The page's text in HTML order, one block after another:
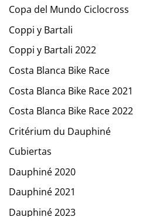
Copa del Mundo Ciclocross
Coppi y Bartali
Coppi y Bartali 2022
Costa Blanca Bike Race
Costa Blanca Bike Race 2021
Costa Blanca Bike Race 2022
Critérium du Dauphiné
Cubiertas
Dauphiné 2020
Dauphiné 2021
Dauphiné 2023